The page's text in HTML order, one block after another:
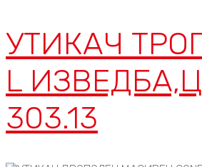
УТИКАЧ
L
303.13